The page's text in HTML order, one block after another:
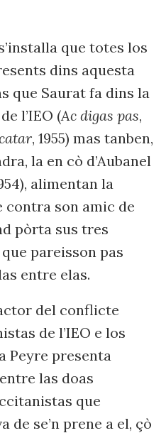
que totes los
dins aquesta
que Saurat fa dins la
de l’IEO (Ac digas pas,
, 1955) mas tanben,
la en cò d’Aubanel
alimentan la
son amic de
pòrta sus tres
pareisson pas
entre elas.
del conflicte
de l’IEO e los
Peyre presenta
las doas
que
de se’n prene a el, çò